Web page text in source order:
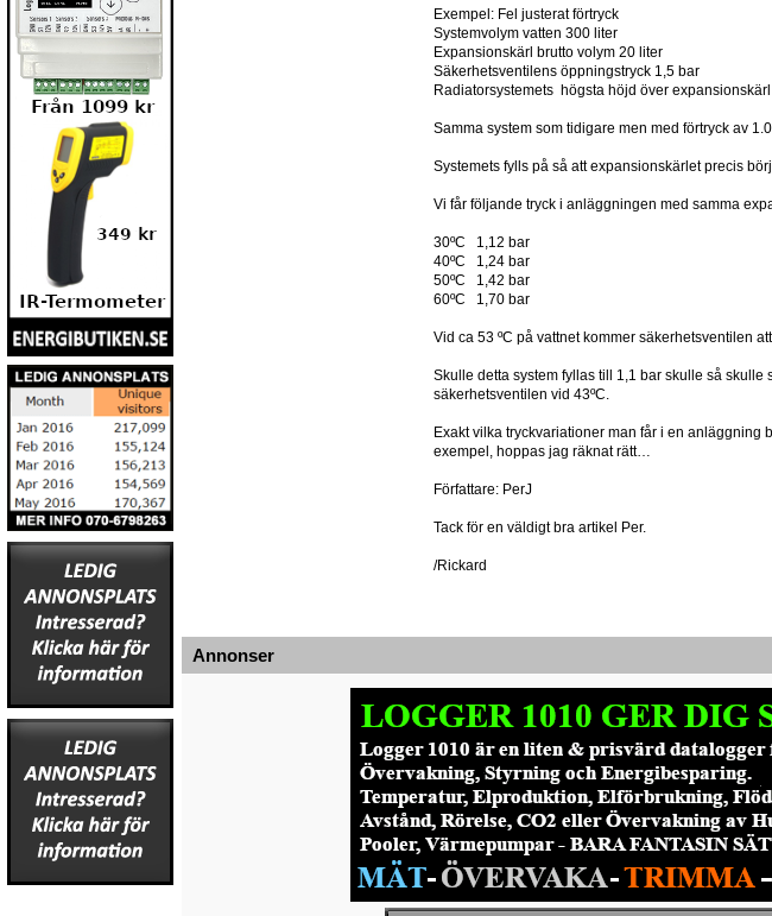
Exempel: Fel justerat förtryck
Systemvolym vatten 300 liter
Expansionskärl brutto volym 20 liter
Säkerhetsventilens öppningstryck 1,5 bar
Radiatorsystemets högsta höjd över
Samma system som tidigare men med förtryck av 1.0
Systemets fylls på så att expansionskärlet precis
Vi får följande tryck i anläggningen med samma
30ºC 1,12 bar
40ºC 1,24 bar
50ºC 1,42 bar
60ºC 1,70 bar
Vid ca 53 ºC på vattnet kommer säkerhetsventilen
Skulle detta system fyllas till 1,1 bar skulle så
säkerhetsventilen vid 43ºC.
Exakt vilka tryckvariationer man får i en anläggning
exempel, hoppas jag räknat rätt…
Författare: PerJ
Tack för en väldigt bra artikel Per.
/Rickard
Annonser